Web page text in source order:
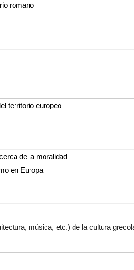
romano
territorio europeo
de la moralidad
en Europa
música, etc.) de la cultura